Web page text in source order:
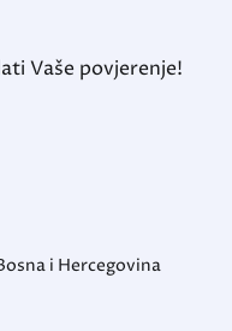
Vaše povjerenje!
i Hercegovina